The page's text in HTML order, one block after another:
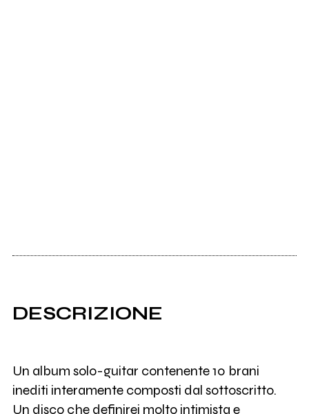
DESCRIZIONE
Un album solo-guitar contenente 10 brani
inediti interamente composti dal sottoscritto.
Un disco che definirei molto intimista e